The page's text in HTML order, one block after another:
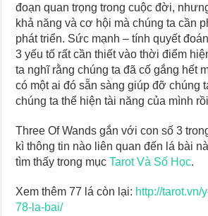
đoạn quan trọng trong cuộc đời,
khả năng và cơ hội mà chúng ta cần
phát triển. Sức mạnh – tính quyết
3 yếu tố rất cần thiết vào thời điểm
ta nghĩ rằng chúng ta đã cố gắng hết
có một ai đó sẵn sàng giúp đỡ chúng
chúng ta thể hiện tài năng của mình
Three Of Wands gắn với con số 3
kì thông tin nào liên quan đến lá bài
tìm thấy trong mụcTarot Và Số Học.
Xem thêm 77 lá còn lại: http://tarot.vn/
78-la-bai/